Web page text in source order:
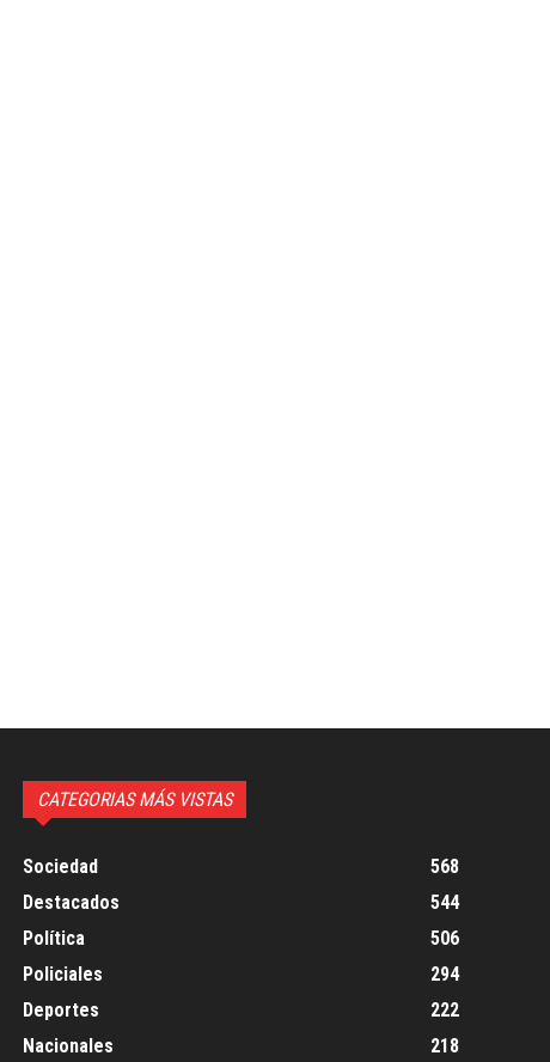
CATEGORIAS MÁS VISTAS
Sociedad
568
Destacados
544
Política
506
Policiales
294
Deportes
222
Nacionales
218